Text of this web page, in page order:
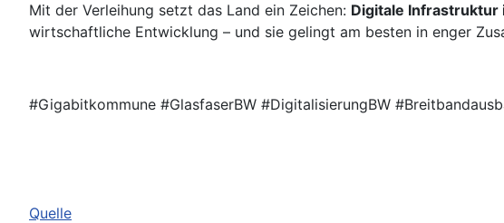
Mit der Verleihung setzt das Land ein Zeichen: Digitale Infrastruktur
wirtschaftliche Entwicklung – und sie gelingt am besten in enger
#Gigabitkommune #GlasfaserBW #DigitalisierungBW
Quelle